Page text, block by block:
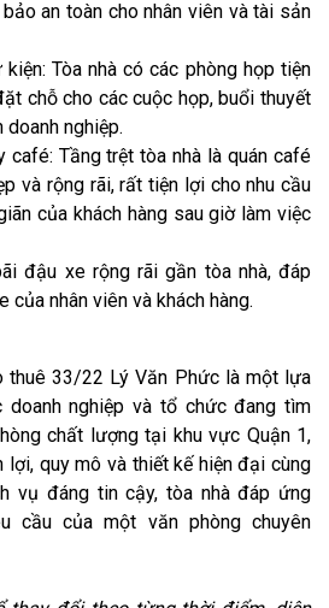
an toàn cho nhân viên và tài sản
Tòa nhà có các phòng họp tiện
chỗ cho các cuộc họp, buổi thuyết
nghiệp.
café: Tầng trệt tòa nhà là quán café
và rộng rãi, rất tiện lợi cho nhu cầu
của khách hàng sau giờ làm việc
đậu xe rộng rãi gần tòa nhà, đáp
của nhân viên và khách hàng.
thuê 33/22 Lý Văn Phức là một lựa
nghiệp và tổ chức đang tìm
chất lượng tại khu vực Quận 1,
lợi, quy mô và thiết kế hiện đại cùng
vụ đáng tin cậy, tòa nhà đáp ứng
cầu của một văn phòng chuyên